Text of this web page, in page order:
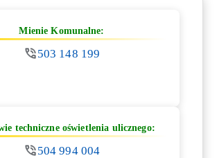
Mienie Komunalne:
503 148 199
techniczne oświetlenia ulicznego:
504 994 004